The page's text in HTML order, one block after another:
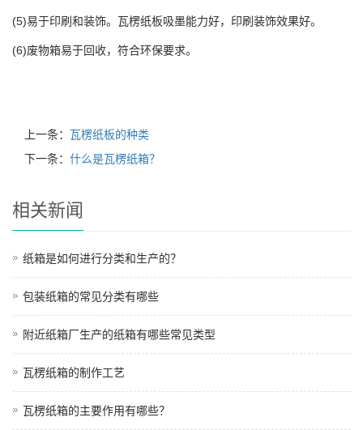
(5)易于印刷和装饰。瓦楞纸板吸墨能力好，印刷装饰效果好。
(6)废物箱易于回收，符合环保要求。
上一条： 瓦楞纸板的种类
下一条： 什么是瓦楞纸箱？
相关新闻
纸箱是如何进行分类和生产的？
包装纸箱的常见分类有哪些
附近纸箱厂生产的纸箱有哪些常见类型
瓦楞纸箱的制作工艺
瓦楞纸箱的主要作用有哪些？